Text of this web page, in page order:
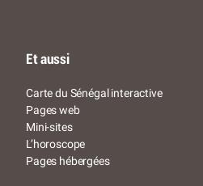
Et aussi
Carte du Sénégal interactive
Pages web
Mini-sites
L’horoscope
Pages hébergées